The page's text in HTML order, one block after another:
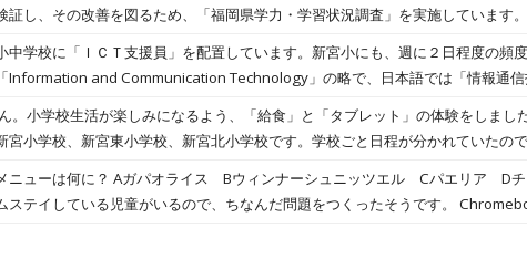
。
証し、その改善を図るため、「福岡県学力・学習状況調査」を実施しています
1 人１台端末を活用したＣＢＴ（Computer Based Testing）で実施するように
らせすることになります。
中学校に「ＩＣＴ支援員」を配置しています。新宮小にも、週に２日程度の頻
Information and Communication Technology」の略で、日本語では「情報通信
ＩＣＴ支援員さんのお力をお借りしています。 昨日は、ＡＬＴの紹介をしまし
れの専門性を生かしながら、連携して、教育活動を展開しています。
。小学校生活が楽しみになるよう、「給食」と「タブレット」の体験をしまし
宮小学校、新宮東小学校、新宮北小学校です。学校ごと日程が分かれていたの
ューは何に？ Aガパオライス Bウィンナーシュニッツエル Cパエリア Dチ
ステイしている児童がいるので、ちなんだ問題をつくったそうです。